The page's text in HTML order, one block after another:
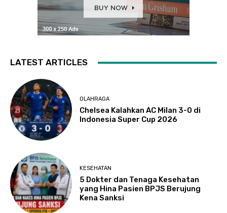
LATEST ARTICLES
OLAHRAGA
Chelsea Kalahkan AC Milan 3-0 di
Indonesia Super Cup 2026
KESEHATAN
5 Dokter dan Tenaga Kesehatan
yang Hina Pasien BPJS Berujung
Kena Sanksi